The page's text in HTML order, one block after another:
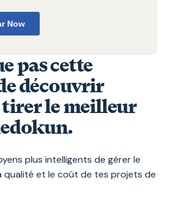
pas cette
découvrir
le meilleur
plus intelligents de gérer le
qualité et le coût de tes projets de